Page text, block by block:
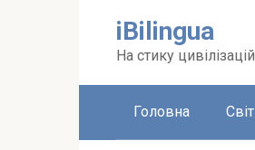
iBilingua
На стику цивілізацій
Головна Світ